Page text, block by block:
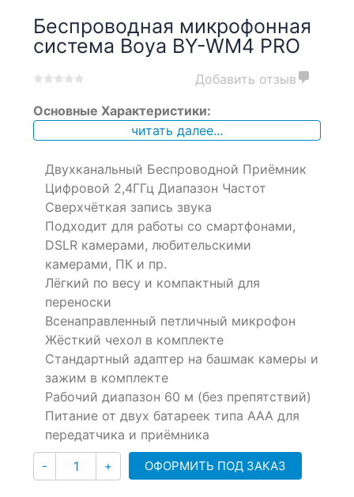
Беспроводная микрофонная
система Boya BY-WM4 PRO
out
of
based
customer
ratings
Добавить отзыв
Основные Характеристики:
читать далее...
Двухканальный Беспроводной Приёмник
Цифровой 2,4ГГц Диапазон Частот
Сверхчёткая запись звука
Подходит для работы со смартфонами,
DSLR камерами, любительскими
камерами, ПК и пр.
Лёгкий по весу и компактный для
переноски
Всенаправленный петличный микрофон
Жёсткий чехол в комплекте
Стандартный адаптер на башмак камеры и
зажим в комплекте
Рабочий диапазон 60 м (без препятствий)
Питание от двух батареек типа ААА для
передатчика и приёмника
- Количество
+ ОФОРМИТЬ ПОД ЗАКАЗ